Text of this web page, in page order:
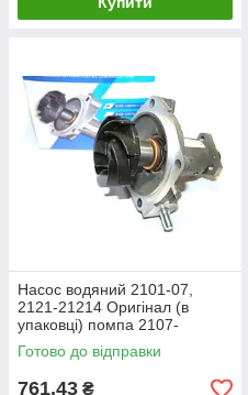
Насос водяний 2101-07,
2121-21214 Оригінал (в
упаковці) помпа 2107-
1307011-75 Нива Тайга, 2123
Готово до відправки
761,43 ₴